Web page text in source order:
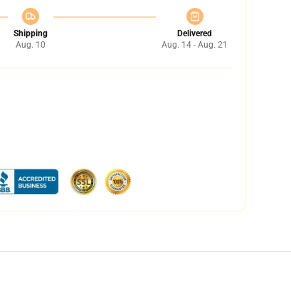
Shipping
Aug. 10
Delivered
Aug. 14 - Aug. 21